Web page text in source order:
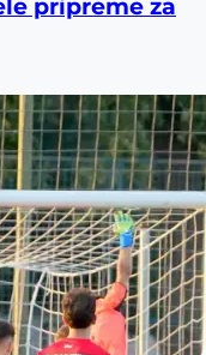
pripreme za